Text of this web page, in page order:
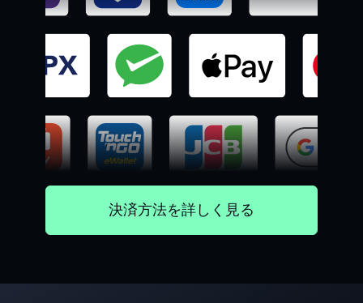
決済方法を詳しく見る